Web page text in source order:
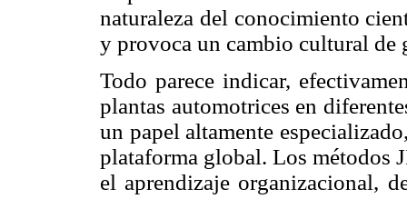
naturaleza del conocimiento
y provoca un cambio cultural de
Todo parece indicar,
plantas automotrices en
un papel altamente
plataforma global. Los métodos
el aprendizaje organizacional,